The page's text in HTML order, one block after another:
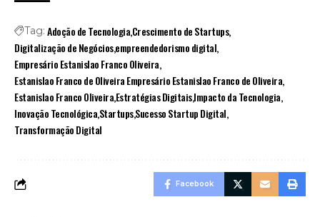
Tag: Adoção de TecnologiaCrescimento de Startups
Digitalização de Negóciosempreendedorismo digital
Empresário Estanislao Franco Oliveira
Estanislao Franco de Oliveira Empresário Estanislao Franco de Oliveira
Estanislao Franco OliveiraEstratégias DigitaisImpacto da Tecnologia
Inovação TecnológicaStartupsSucesso Startup Digital
Transformação Digital
Facebook